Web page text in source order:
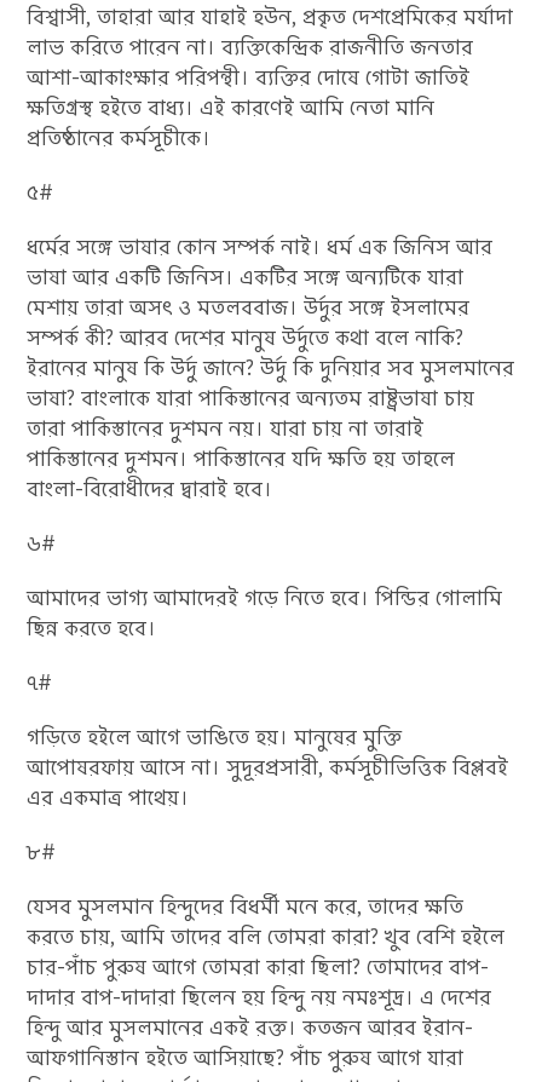
বিশ্বাসী, তাহারা আর যাহাই হউন, প্রকৃত দেশপ্রেমিকের মর্যাদা
লাভ করিতে পারেন না। ব্যক্তিকেন্দ্রিক রাজনীতি জনতার
আশা-আকাংক্ষার পরিপন্থী। ব্যক্তির দোষে গোটা জাতিই
ক্ষতিগ্রস্থ হইতে বাধ্য। এই কারণেই আমি নেতা মানি
প্রতিষ্ঠানের কর্মসূচীকে।
৫#
ধর্মের সঙ্গে ভাষার কোন সম্পর্ক নাই। ধর্ম এক জিনিস আর
ভাষা আর একটি জিনিস। একটির সঙ্গে অন্যটিকে যারা
মেশায় তারা অসৎ ও মতলববাজ। উর্দুর সঙ্গে ইসলামের
সম্পর্ক কী? আরব দেশের মানুষ উর্দুতে কথা বলে নাকি?
ইরানের মানুষ কি উর্দু জানে? উর্দু কি দুনিয়ার সব মুসলমানের
ভাষা? বাংলাকে যারা পাকিস্তানের অন্যতম রাষ্ট্রভাষা চায়
তারা পাকিস্তানের দুশমন নয়। যারা চায় না তারাই
পাকিস্তানের দুশমন। পাকিস্তানের যদি ক্ষতি হয় তাহলে
বাংলা-বিরোধীদের দ্বারাই হবে।
৬#
আমাদের ভাগ্য আমাদেরই গড়ে নিতে হবে। পিন্ডির গোলামি
ছিন্ন করতে হবে।
৭#
গড়িতে হইলে আগে ভাঙিতে হয়। মানুষের মুক্তি
আপোষরফায় আসে না। সুদূরপ্রসারী, কর্মসূচীভিত্তিক বিপ্লবই
এর একমাত্র পাথেয়।
৮#
যেসব মুসলমান হিন্দুদের বিধর্মী মনে করে, তাদের ক্ষতি
করতে চায়, আমি তাদের বলি তোমরা কারা? খুব বেশি হইলে
চার-পাঁচ পুরুষ আগে তোমরা কারা ছিলা? তোমাদের বাপ-
দাদার বাপ-দাদারা ছিলেন হয় হিন্দু নয় নমঃশূদ্র। এ দেশের
হিন্দু আর মুসলমানের একই রক্ত। কতজন আরব ইরান-
আফগানিস্তান হইতে আসিয়াছে? পাঁচ পুরুষ আগে যারা